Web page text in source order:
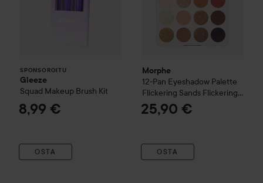
SPONSOROITU
Gleeze
Squad Makeup Brush Kit
8,99 €
OSTA
Morphe
12-Pan Eyeshadow Palette
Flickering Sands Flickering
Sands
25,90 €
OSTA